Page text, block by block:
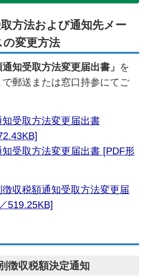
方法および通知先メー
変更方法
通知受取方法変更届出書」 を
郵送または窓口持参にてご
受取方法変更届出書
受取方法変更届出書 [PDF形
徴収税額通知受取方法変更届
519.25KB]
徴収税額決定通知